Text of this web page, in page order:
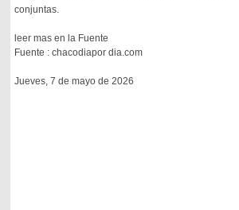
conjuntas.
leer mas en la Fuente
Fuente : chacodiapor dia.com
Jueves, 7 de mayo de 2026